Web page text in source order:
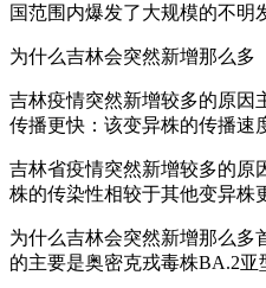
国范围内爆发了大规模的不明
为什么吉林会突然新增那么多
吉林疫情突然新增较多的原因
传播更快：该变异株的传播速
吉林省疫情突然新增较多的原
株的传染性相较于其他变异株
为什么吉林会突然新增那么多
的主要是奥密克戎毒株BA.2亚